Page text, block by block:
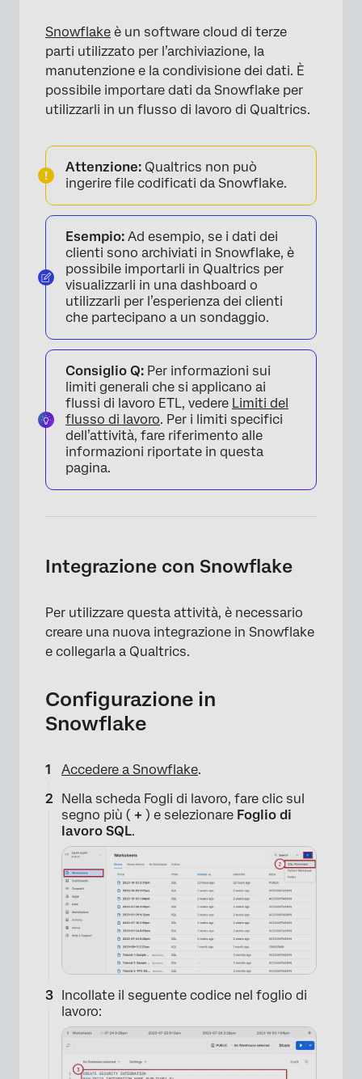
dati da Snowflake
Snowflake è un software cloud di terze
parti utilizzato per l’archiviazione, la
manutenzione e la condivisione dei dati. È
possibile importare dati da Snowflake per
utilizzarli in un flusso di lavoro di Qualtrics.
Attenzione: Qualtrics non può
ingerire file codificati da Snowflake.
Esempio: Ad esempio, se i dati dei
clienti sono archiviati in Snowflake, è
possibile importarli in Qualtrics per
visualizzarli in una dashboard o
utilizzarli per l’esperienza dei clienti
che partecipano a un sondaggio.
Consiglio Q: Per informazioni sui
limiti generali che si applicano ai
flussi di lavoro ETL, vedere Limiti del
flusso di lavoro. Per i limiti specifici
dell’attività, fare riferimento alle
informazioni riportate in questa
pagina.
Integrazione con Snowflake
Per utilizzare questa attività, è necessario
creare una nuova integrazione in Snowflake
e collegarla a Qualtrics.
Configurazione in
Snowflake
Accedere a Snowflake.
Nella scheda Fogli di lavoro, fare clic sul
segno più ( + ) e selezionare Foglio di
lavoro SQL.
Incollate il seguente codice nel foglio di
lavoro: